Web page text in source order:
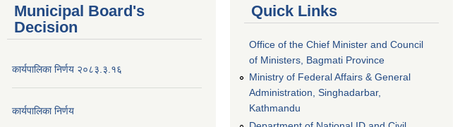
Municipal Board's
Decision
कार्यपालिका निर्णय २०८३.३.१६
कार्यपालिका निर्णय
Quick Links
Office of the Chief Minister and Council
of Ministers, Bagmati Province
Ministry of Federal Affairs & General
Administration, Singhadarbar,
Kathmandu